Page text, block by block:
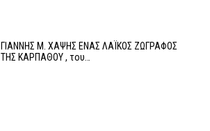
ΓΙΑΝΝΗΣ Μ. ΧΑΨΗΣ ΕΝΑΣ ΛΑΪΚΟΣ ΖΩΓΡΑΦΟΣ
ΤΗΣ ΚΑΡΠΑΘΟΥ , του…